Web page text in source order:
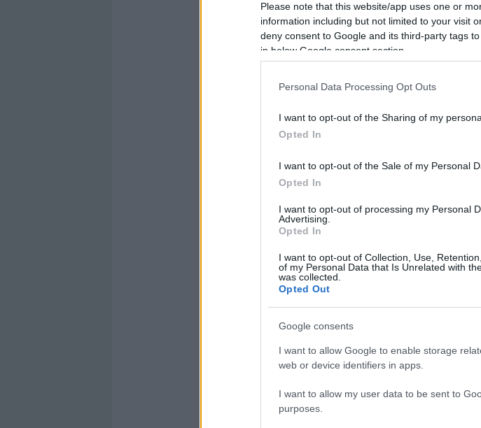
Please note that this website/app uses one or
information including but not limited to your visit
deny consent to Google and its third-party tags
in below Google consent section.
Personal Data Processing Opt Outs
I want to opt-out of the Sharing of my
Opted In
I want to opt-out of the Sale of my Personal
Opted In
I want to opt-out of processing my Personal
Advertising.
Opted In
I want to opt-out of Collection, Use,
of my Personal Data that Is Unrelated with
was collected.
Opted Out
Google consents
I want to allow Google to enable storage
web or device identifiers in apps.
I want to allow my user data to be sent to
purposes.